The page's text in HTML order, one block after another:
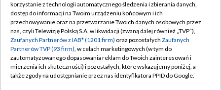
TVP
Abonament TVP
Emisja w TVP
Centrum informacji TVP
Naziemna Telewizja Cyfrowa
Regulamin TVP
Polityka prywatności
Moje zgody
Pomoc
korzystanie z technologii automatycznego śledzenia i zbierania danych,
dostęp do informacji na Twoim urządzeniu końcowym i ich
przechowywanie oraz na przetwarzanie Twoich danych osobowych przez
nas, czyli Telewizję Polską S.A. w likwidacji (zwaną dalej również „TVP”),
Zaufanych Partnerów z IAB* (1201 firm) oraz pozostałych Zaufanych
Partnerów TVP (93 firm), w celach marketingowych (w tym do
zautomatyzowanego dopasowania reklam do Twoich zainteresowań i
mierzenia ich skuteczności) i pozostałych, które wskazujemy poniżej, a
także zgody na udostępnianie przez nas identyfikatora PPID do Google.